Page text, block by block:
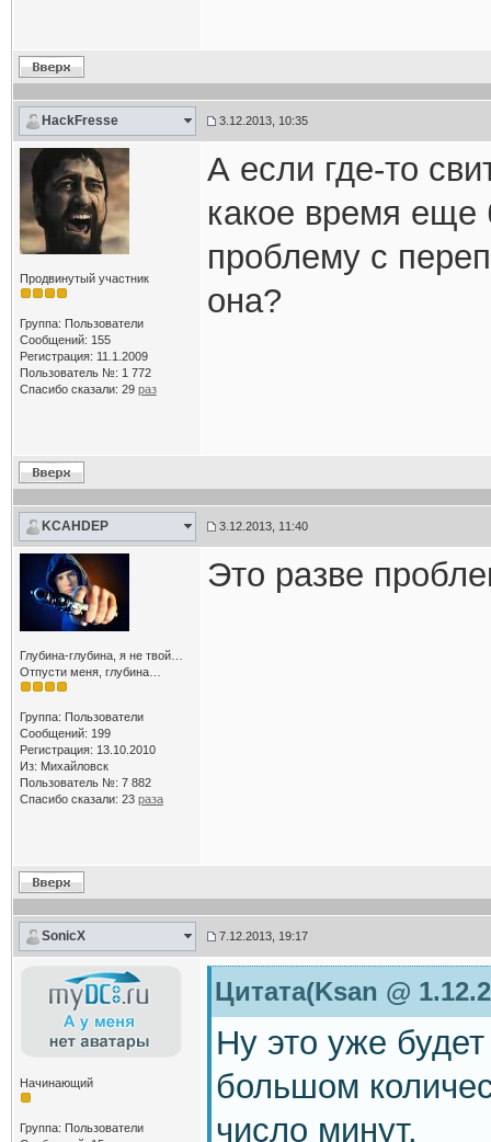
HackFresse 3.12.2013, 10:35
Продвинутый участник
Группа: Пользователи
Сообщений: 155
Регистрация: 11.1.2009
Пользователь №: 1 772
Спасибо сказали: 29 раз
А если где-то
какое время еще
проблему с
она?
KCAHDEP 3.12.2013, 11:40
Глубина-глубина, я не твой…
Отпусти меня, глубина…
Группа: Пользователи
Сообщений: 199
Регистрация: 13.10.2010
Из: Михайловск
Пользователь №: 7 882
Спасибо сказали: 23 раза
Это разве
SonicX 7.12.2013, 19:17
Начинающий
Группа: Пользователи
Цитата(Ksan @
Ну это уже
большом
число минут.